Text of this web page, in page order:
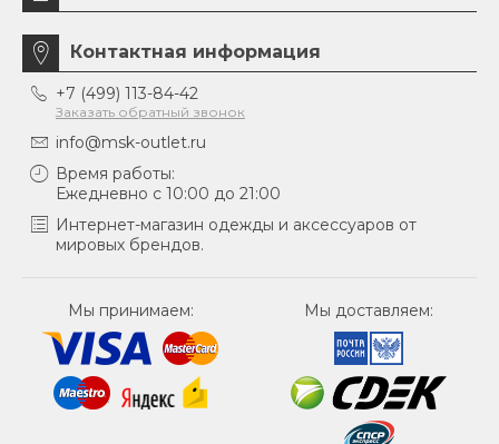
Контактная информация
+7 (499) 113-84-42
Заказать обратный звонок
info@msk-outlet.ru
Время работы:
Ежедневно с 10:00 до 21:00
Интернет-магазин одежды и аксессуаров от
мировых брендов.
Мы принимаем: Мы доставляем: